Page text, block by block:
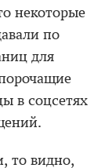
некоторые
по
для
в соцсетях
то видно,